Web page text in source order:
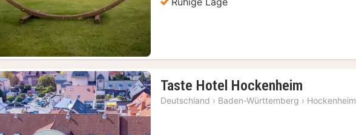
Taste Hotel Hockenheim
Nacht
Deutschland › Baden-Württemberg › Hockenheim